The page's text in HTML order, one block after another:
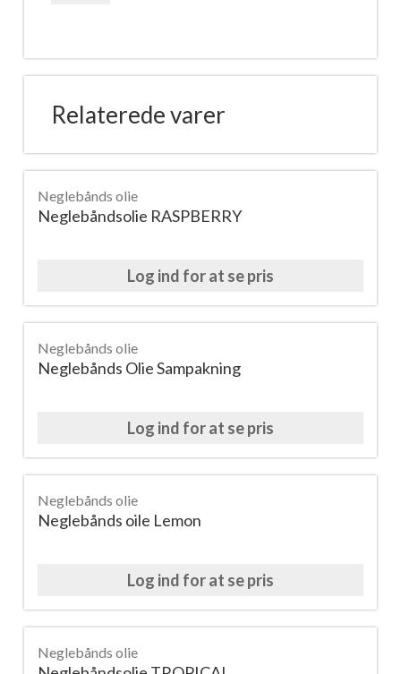
Relaterede varer
Neglebånds olie
Neglebåndsolie RASPBERRY
Log ind for at se pris
Neglebånds olie
Neglebånds Olie Sampakning
Log ind for at se pris
Neglebånds olie
Neglebånds oile Lemon
Log ind for at se pris
Neglebånds olie